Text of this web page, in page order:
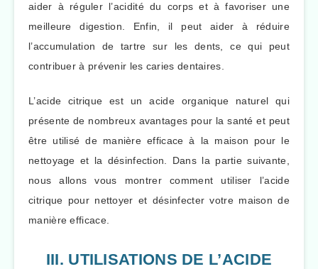
aider à réguler l’acidité du corps et à favoriser une
meilleure digestion. Enfin, il peut aider à réduire
l’accumulation de tartre sur les dents, ce qui peut
contribuer à prévenir les caries dentaires.
L’acide citrique est un acide organique naturel qui
présente de nombreux avantages pour la santé et peut
être utilisé de manière efficace à la maison pour le
nettoyage et la désinfection. Dans la partie suivante,
nous allons vous montrer comment utiliser l’acide
citrique pour nettoyer et désinfecter votre maison de
manière efficace.
III. UTILISATIONS DE L’ACIDE